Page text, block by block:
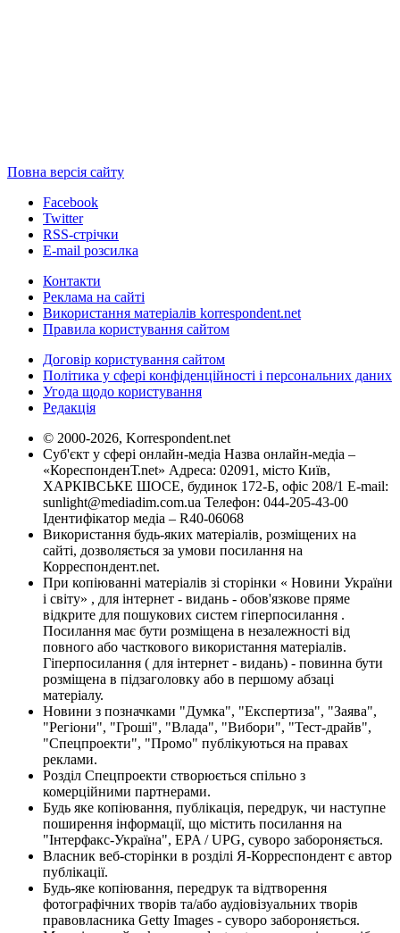
Повна версія сайту
Facebook
Twitter
RSS-стрічки
E-mail розсилка
Контакти
Реклама на сайті
Використання матеріалів korrespondent.net
Правила користування сайтом
Договір користування сайтом
Політика у сфері конфіденційності і персональних даних
Угода щодо користування
Редакція
© 2000-2026, Korrespondent.net
Суб'єкт у сфері онлайн-медіа Назва онлайн-медіа –
«КореспонденТ.net» Адреса: 02091, місто Київ,
ХАРКІВСЬКЕ ШОСЕ, будинок 172-Б, офіс 208/1 E-mail:
sunlight@mediadim.com.ua Телефон: 044-205-43-00
Ідентифікатор медіа – R40-06068
Використання будь-яких матеріалів, розміщених на
сайті, дозволяється за умови посилання на
Корреспондент.net.
При копіюванні матеріалів зі сторінки « Новини України
і світу» , для інтернет - видань - обов'язкове пряме
відкрите для пошукових систем гіперпосилання .
Посилання має бути розміщена в незалежності від
повного або часткового використання матеріалів.
Гіперпосилання ( для інтернет - видань) - повинна бути
розміщена в підзаголовку або в першому абзаці
матеріалу.
Новини з позначками "Думка", "Експертиза", "Заява",
"Регіони", "Гроші", "Влада", "Вибори", "Тест-драйв",
"Спецпроекти", "Промо" публікуються на правах
реклами.
Розділ Спецпроекти створюється спільно з
комерційними партнерами.
Будь яке копіювання, публікація, передрук, чи наступне
поширення інформації, що містить посилання на
"Інтерфакс-Україна", EPA / UPG, суворо забороняється.
Власник веб-сторінки в розділі Я-Корреспондент є автор
публікації.
Будь-яке копіювання, передрук та відтворення
фотографічних творів та/або аудіовізуальних творів
правовласника Getty Images - суворо забороняється.